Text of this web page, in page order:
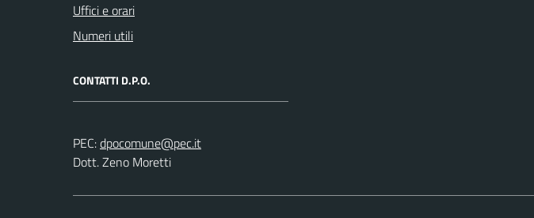
Uffici e orari
Numeri utili
CONTATTI D.P.O.
PEC:
Dott. Zeno Moretti